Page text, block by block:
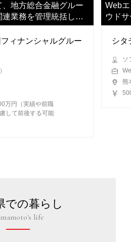
地方総合金融グルー
業務を管理統括して
ィナンシャルグルー
万円（実績や前職
して前後する可能
Web
ウド
ご担
シタ
ソ
熊
での暮らし
life